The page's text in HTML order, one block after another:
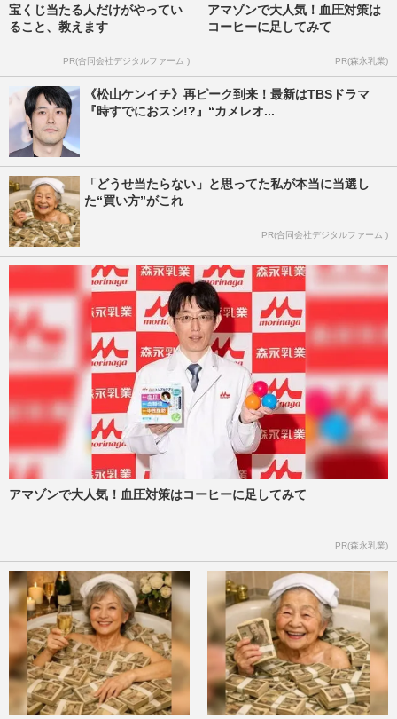
宝くじ当たる人だけがやってい
ること、教えます
PR(合同会社デジタルファーム )
アマゾンで大人気！血圧対策は
コーヒーに足してみて
PR(森永乳業)
《松山ケンイチ》再ピーク到来！最新はTBSドラマ
『時すでにおスシ!?』“カメレオ...
「どうせ当たらない」と思ってた私が本当に当選し
た“買い方”がこれ
PR(合同会社デジタルファーム )
アマゾンで大人気！血圧対策はコーヒーに足してみて
PR(森永乳業)